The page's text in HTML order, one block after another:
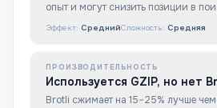
опыт и могут снизить позиции в
Эффект: СреднийСложность: Средняя
ПРОИЗВОДИТЕЛЬНОСТЬ
Используется GZIP, но нет
Brotli сжимает на 15–25% лучше